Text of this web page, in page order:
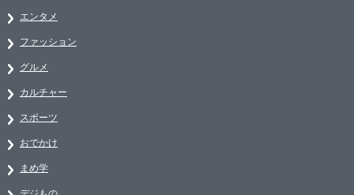
エンタメ
ファッション
グルメ
カルチャー
スポーツ
おでかけ
まめ学